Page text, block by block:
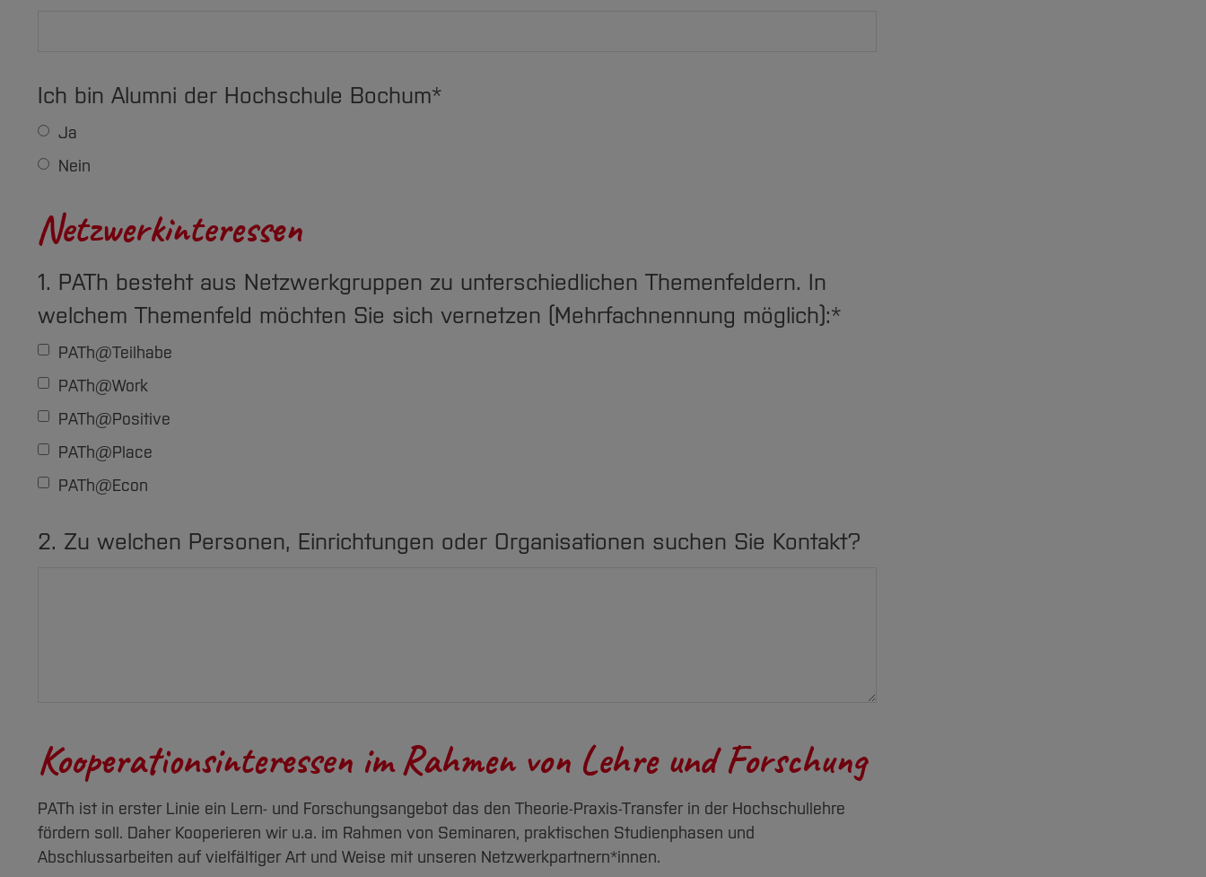
Ich bin Alumni der Hochschule Bochum*
Ja
Nein
Netzwerkinteressen
1. PATh besteht aus Netzwerkgruppen zu unterschiedlichen Themenfeldern. In
welchem Themenfeld möchten Sie sich vernetzen (Mehrfachnennung möglich):*
PATh@Teilhabe
PATh@Work
PATh@Positive
PATh@Place
PATh@Econ
2. Zu welchen Personen, Einrichtungen oder Organisationen suchen Sie Kontakt?
Kooperationsinteressen im Rahmen von Lehre und Forschung
PATh ist in erster Linie ein Lern- und Forschungsangebot das den Theorie-Praxis-Transfer in der Hochschullehre
fördern soll. Daher Kooperieren wir u.a. im Rahmen von Seminaren, praktischen Studienphasen und
Abschlussarbeiten auf vielfältiger Art und Weise mit unseren Netzwerkpartnern*innen.